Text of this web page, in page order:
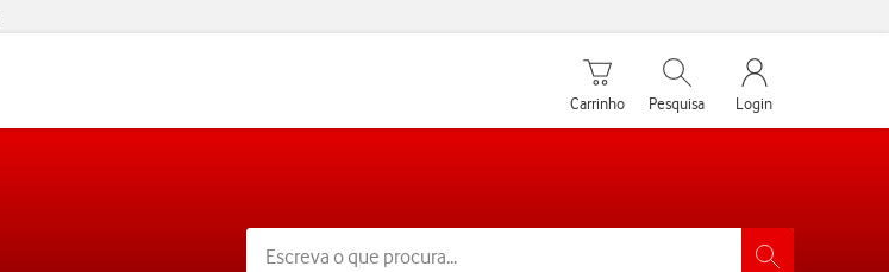
Carrinho de compras
Carrinho
Pesquisar
Pesquisa
My Vodafone
Login